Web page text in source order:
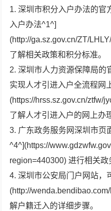
1. 深圳市积分入户办法的官
入户办法^1^]
(http://ga.sz.gov.cn/ZT/
了解相关政策和积分标准。
2. 深圳市人力资源保障局的
实现人才引进入户全流程网
(https://hrss.sz.gov.cn/ztfw/
了解人才引进入户的网上办
3. 广东政务服务网深圳市页
^4^](https://
region=440300) 进行相关政
4. 深圳市公安局门户网站，
(http://
解户籍迁入的详细步骤。